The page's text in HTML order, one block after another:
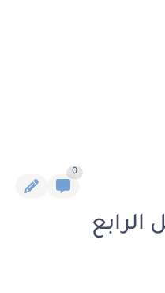
0
الرابع